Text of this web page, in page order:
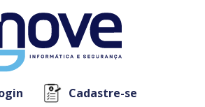
Cadastre-se
EmpresaAutomação